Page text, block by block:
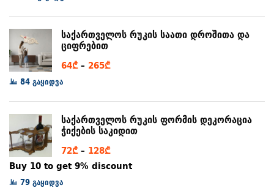
through
97₾
საქართველოს რუკის საათი დროშითა და
ციფრებით
64₾ – 265₾Price
265₾
84 გაყიდვა
საქართველოს რუკის ფორმის დეკორაცია
ჭიქების საკიდით
72₾ – 128₾Price
range:
Buy 10 to get 9% discount
79 გაყიდვა